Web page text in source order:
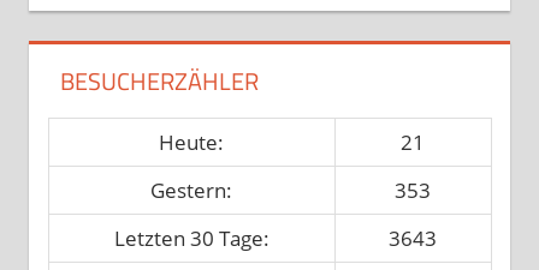
BESUCHERZÄHLER
Heute:
21
Gestern:
353
Letzten 30 Tage:
3643